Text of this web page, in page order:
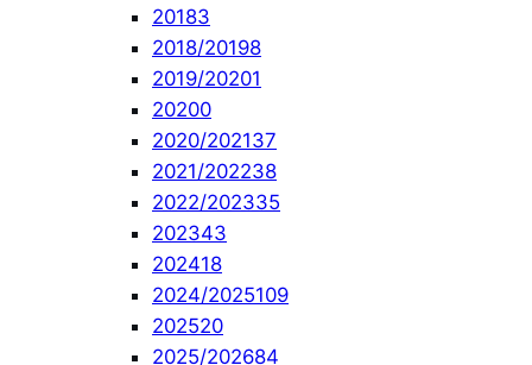
20183
2018/20198
2019/20201
20200
2020/202137
2021/202238
2022/202335
202343
202418
2024/2025109
202520
2025/202684